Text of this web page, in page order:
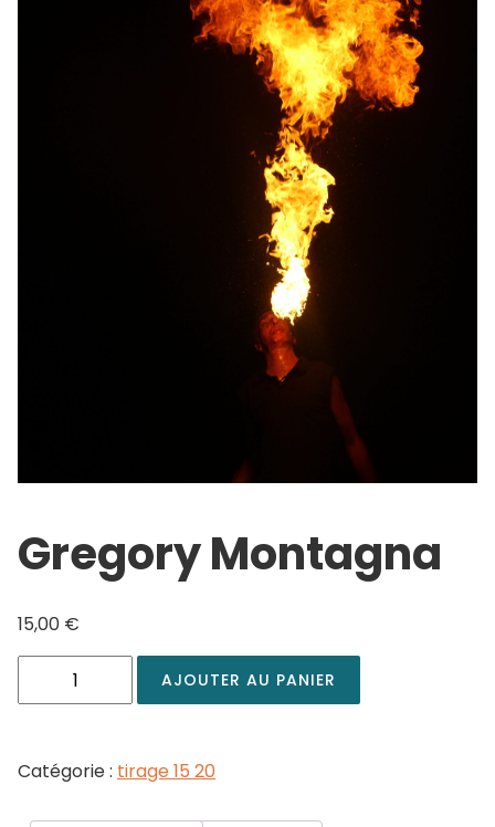
Gregory Montagna
15,00 €
AJOUTER AU PANIER
Catégorie : tirage 15 20